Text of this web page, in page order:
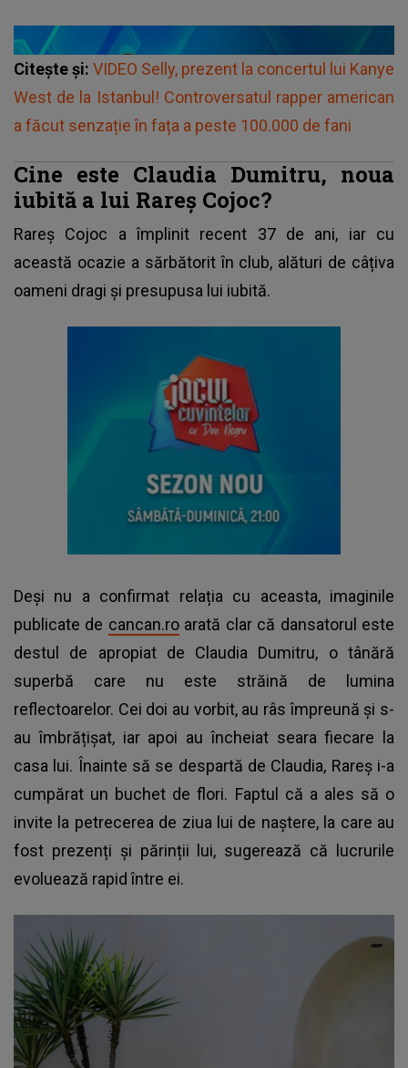
Citește și: VIDEO Selly, prezent la concertul lui Kanye
West de la Istanbul! Controversatul rapper american
a făcut senzație în fața a peste 100.000 de fani
Cine este Claudia Dumitru, noua
iubită a lui Rareș Cojoc?
Rareș Cojoc a împlinit recent 37 de ani, iar cu
această ocazie a sărbătorit în club, alături de câțiva
oameni dragi și presupusa lui iubită.
Deși nu a confirmat relația cu aceasta, imaginile
publicate de cancan.roarată clar că dansatorul este
destul de apropiat de Claudia Dumitru, o tânără
superbă care nu este străină de lumina
reflectoarelor. Cei doi au vorbit, au râs împreună și s-
au îmbrățișat, iar apoi au încheiat seara fiecare la
casa lui. Înainte să se despartă de Claudia, Rareș i-a
cumpărat un buchet de flori. Faptul că a ales să o
invite la petrecerea de ziua lui de naștere, la care au
fost prezenți și părinții lui, sugerează că lucrurile
evoluează rapid între ei.